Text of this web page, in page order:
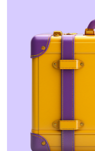
Решайте настоящие
мотивации,
и командной работе —
Каждая задача — это
попробовать свои силы,
сравнить свой подход
с профессиональным
и разборы
экспертов